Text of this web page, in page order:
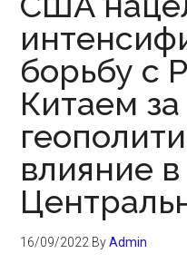
борьбу с
Китаем за
влияние в
16/09/2022 ByAdmin